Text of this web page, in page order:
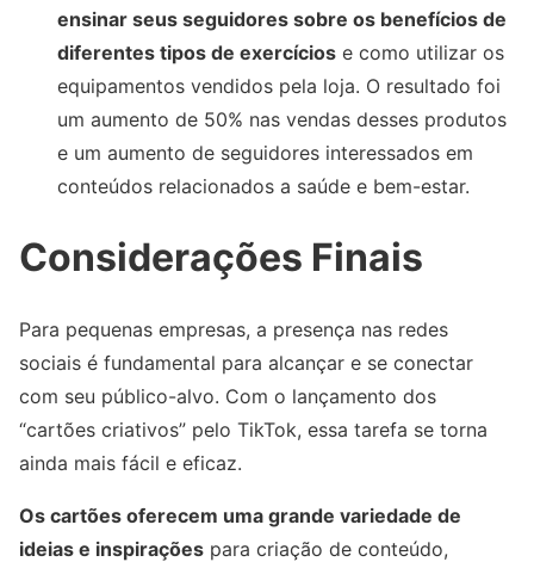
ensinar seus seguidores sobre os benefícios de
diferentes tipos de exercícios e como utilizar os
equipamentos vendidos pela loja. O resultado foi
um aumento de 50% nas vendas desses produtos
e um aumento de seguidores interessados em
conteúdos relacionados a saúde e bem-estar.
Considerações Finais
Para pequenas empresas, a presença nas redes
sociais é fundamental para alcançar e se conectar
com seu público-alvo. Com o lançamento dos
“cartões criativos” pelo TikTok, essa tarefa se torna
ainda mais fácil e eficaz.
Os cartões oferecem uma grande variedade de
ideias e inspirações para criação de conteúdo,